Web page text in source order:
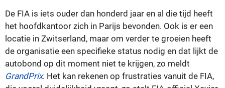
De FIA is iets ouder dan honderd jaar en al die tijd heeft
het hoofdkantoor zich in Parijs bevonden. Ook is er een
locatie in Zwitserland, maar om verder te groeien heeft
de organisatie een specifieke status nodig en dat lijkt de
autobond op dit moment niet te krijgen, zo meldt
GrandPrix. Het kan rekenen op frustraties vanuit de FIA,